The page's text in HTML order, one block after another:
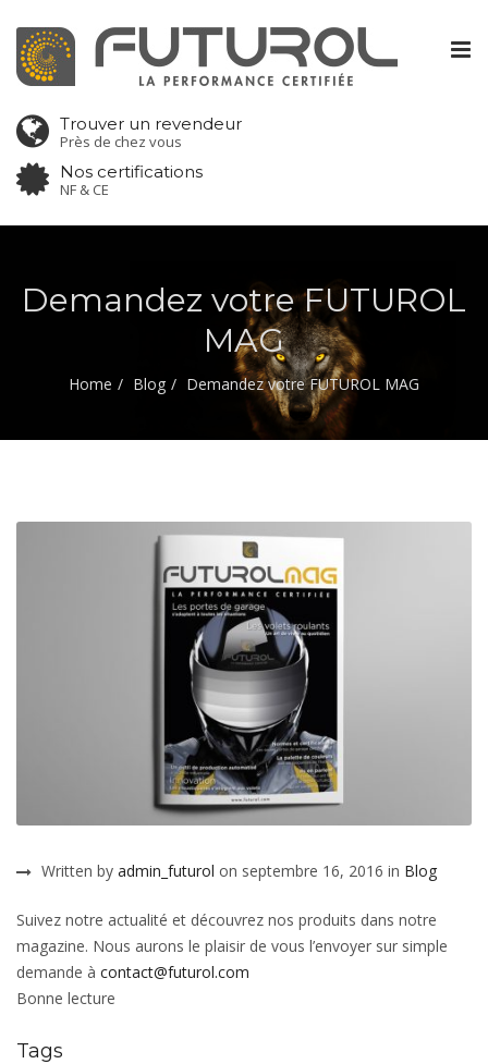
Trouver un revendeur
Près de chez vous
Nos certifications
NF & CE
Demandez votre FUTUROL
MAG
Home Blog Demandez votre FUTUROL MAG
Written by admin_futurol on septembre 16, 2016 in Blog
Suivez notre actualité et découvrez nos produits dans notre
magazine. Nous aurons le plaisir de vous l’envoyer sur simple
demande à contact@futurol.com
Bonne lecture
Tags